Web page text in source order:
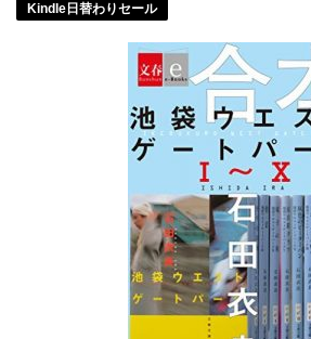
Kindle日替わりセール